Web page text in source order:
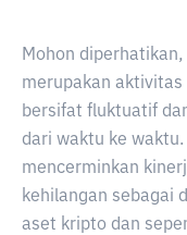
Mohon
merupakan
bersifat fluktuatif
dari waktu ke
mencerminkan
kehilangan sebagai
aset kripto dan